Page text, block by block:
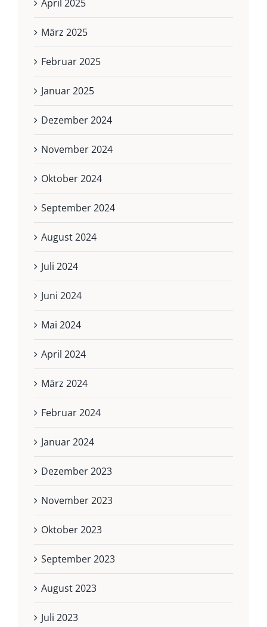
April 2025
März 2025
Februar 2025
Januar 2025
Dezember 2024
November 2024
Oktober 2024
September 2024
August 2024
Juli 2024
Juni 2024
Mai 2024
April 2024
März 2024
Februar 2024
Januar 2024
Dezember 2023
November 2023
Oktober 2023
September 2023
August 2023
Juli 2023